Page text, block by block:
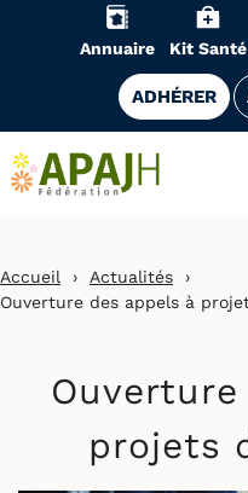
Annuaire Kit Santé
ADHÉRER
Accueil › Actualités
›
Ouverture des appels à
projets